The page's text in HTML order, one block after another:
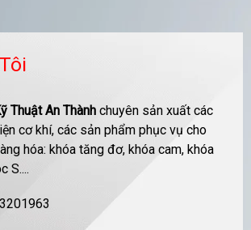
Thuật An Thành chuyên sản xuất các
cơ khí, các sản phẩm phục vụ cho
hóa: khóa tăng đơ, khóa cam, khóa
S....